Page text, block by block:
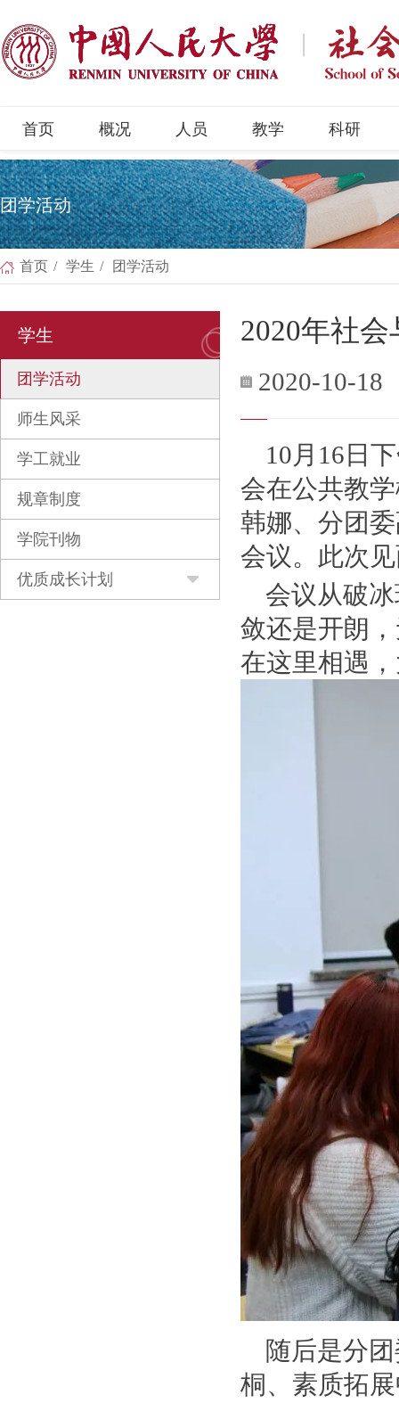
首页 概况 人员 教学 科研
团学活动
首页 / 学生 / 团学活动
学生
团学活动
师生风采
学工就业
规章制度
学院刊物
优质成长计划
2020年社
2020-10-18
10月16日
会在公共教
韩娜、分团
会议。此次
会议从破
敛还是开朗
在这里相遇
随后是分
桐、素质拓